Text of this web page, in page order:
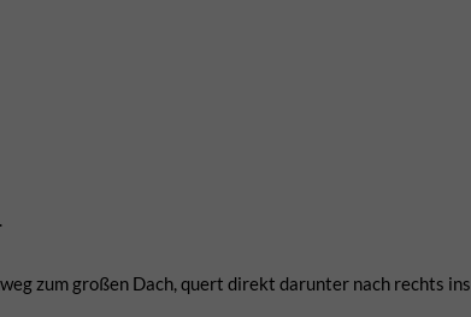
zum großen Dach, quert direkt darunter nach rechts ins